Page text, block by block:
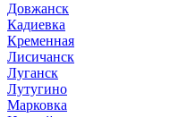
Довжанск
Кадиевка
Кременная
Лисичанск
Луганск
Лутугино
Марковка